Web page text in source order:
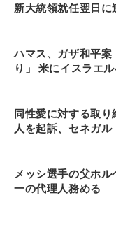
新大統領就任翌日に
ハマス、ガザ和平案
り」 米にイスラエ
同性愛に対する取り
人を起訴、セネガル
メッシ選手の父ホ
一の代理人務める